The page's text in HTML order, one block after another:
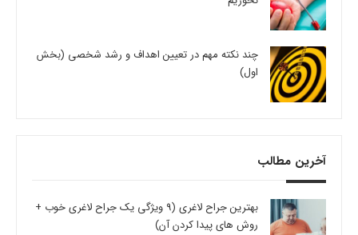
چند نکته مهم در تعیین اهداف و رشد شخصی (بخش
اول)
آخرین مطالب
بهترین جراح لاغری (9 ویژگی یک جراح لاغری خوب +
روش های پیدا کردن آن)